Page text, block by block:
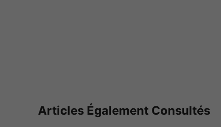
Articles Également Consultés